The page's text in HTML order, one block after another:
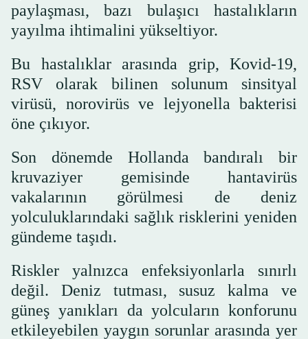
paylaşması, bazı bulaşıcı hastalıkların
yayılma ihtimalini yükseltiyor.
Bu hastalıklar arasında grip, Kovid-19,
RSV olarak bilinen solunum sinsityal
virüsü, norovirüs ve lejyonella bakterisi
öne çıkıyor.
Son dönemde Hollanda bandıralı bir
kruvaziyer gemisinde hantavirüs
vakalarının görülmesi de deniz
yolculuklarındaki sağlık risklerini yeniden
gündeme taşıdı.
Riskler yalnızca enfeksiyonlarla sınırlı
değil. Deniz tutması, susuz kalma ve
güneş yanıkları da yolcuların konforunu
etkileyebilen yaygın sorunlar arasında yer